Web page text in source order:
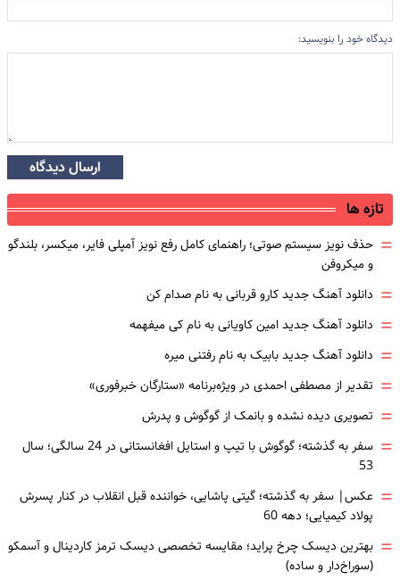
دیدگاه خود را بنویسید:
ارسال دیدگاه
تازه ها
= حذف نویز سیستم صوتی؛ راهنمای کامل رفع نویز آمپلی فایر، میکسر، بلندگو
و میکروفن
= دانلود آهنگ جدید کارو قربانی به نام صدام کن
= دانلود آهنگ جدید امین کاویانی به نام کی میفهمه
= دانلود آهنگ جدید بابیک به نام رفتنی میره
= تقدیر از مصطفی احمدی در ویژه‌برنامه «ستارگان خبرفوری»
= تصویری دیده نشده و بانمک از گوگوش و پدرش
=
سفر به گذشته؛ گوگوش با تیپ و استایل افغانستانی در 24 سالگی؛ سال
53
= عکس| سفر به گذشته؛ گیتی پاشایی، خواننده قبل انقلاب در کنار پسرش
پولاد کیمیایی؛ دهه 60
= بهترین دیسک چرخ پراید؛ مقایسه تخصصی دیسک ترمز کاردینال و آسمکو
(سوراخ‌دار و ساده)